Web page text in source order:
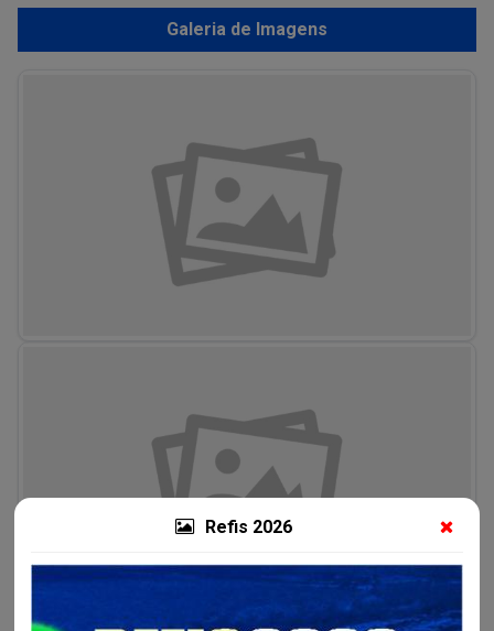
Refis 2026
Galeria de Imagens
Compartilhe nas suas redes sociais: